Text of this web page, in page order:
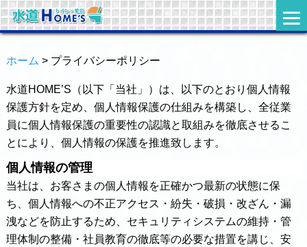
ホーム > プライバシーポリシー
水道HOME’S（以下「当社」）は、以下のとおり個人情報
保護方針を定め、個人情報保護の仕組みを構築し、全従業
員に個人情報保護の重要性の認識と取組みを徹底させるこ
とにより、個人情報の保護を推進致します。
個人情報の管理
当社は、お客さまの個人情報を正確かつ最新の状態に保
ち、個人情報への不正アクセス・紛失・破損・改ざん・漏
洩などを防止するため、セキュリティシステムの維持・管
理体制の整備・社員教育の徹底等の必要な措置を講じ、安